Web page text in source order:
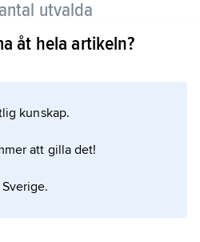
utvalda
uppfyller vissa
t.ex. butiksläge eller
främst i fråga om
konkurrensrättsligt
åt hela artikeln?
kunskap.
att gilla det!